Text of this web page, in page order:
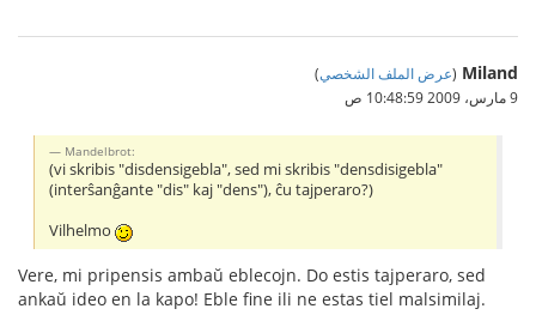
Miland
(عرض الملف الشخصي)
9 مارس، 2009 10:48:59 ص
Mandelbrot:
(vi skribis "disdensigebla", sed mi skribis "densdisigebla"
(interŝanĝante "dis" kaj "dens"), ĉu tajperaro?)
Vilhelmo
Vere, mi pripensis ambaŭ eblecojn. Do estis tajperaro, sed
ankaŭ ideo en la kapo! Eble fine ili ne estas tiel malsimilaj.